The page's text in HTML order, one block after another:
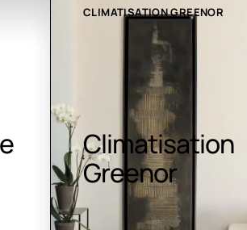
COLLECTION LT
Luminaires LED